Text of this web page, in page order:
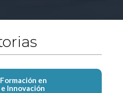
en
Innovación